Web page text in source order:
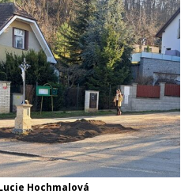
Hochmalová